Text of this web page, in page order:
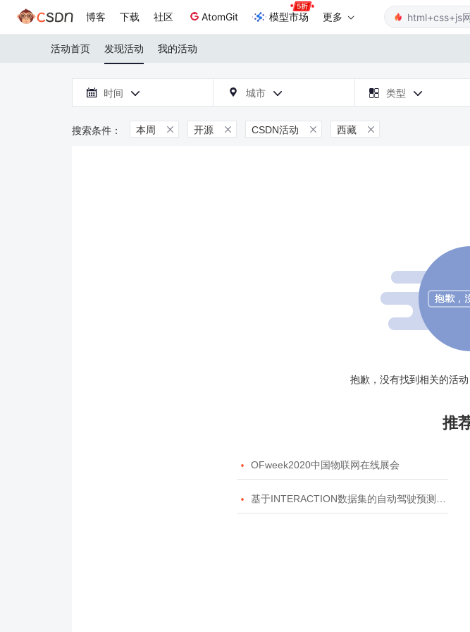
博客 下载 社区 AtomGit 模型市场 更多
活动首页 发现活动 我的活动
 时间   城市   类型 
本周  开源  CSDN活动  西藏 
抱歉，没有找到相关的活
推
 OFweek2020中国物联网在线展会
 基于INTERACTION数据集的自动驾驶预测模型挑战赛